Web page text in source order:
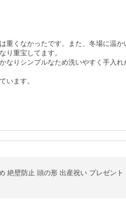
重くなかったです。また、冬場に温か
り重宝してます。
なりシンプルなため洗いやすく手入れ
います。
絶壁防止 頭の形 出産祝い プレゼン